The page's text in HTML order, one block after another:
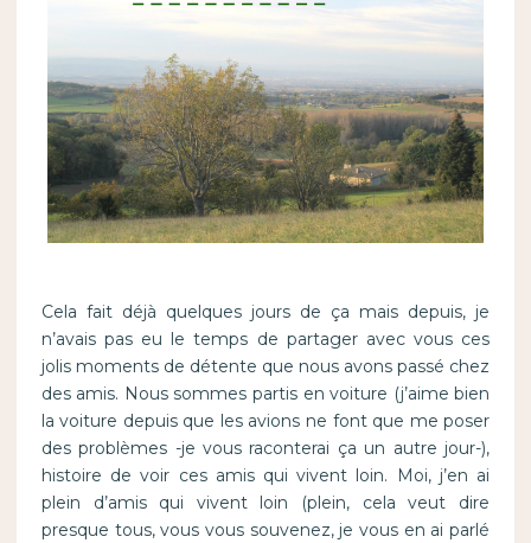
Cela fait déjà quelques jours de ça mais depuis, je
n’avais pas eu le temps de partager avec vous ces
jolis moments de détente que nous avons passé chez
des amis. Nous sommes partis en voiture (j’aime bien
la voiture depuis que les avions ne font que me poser
des problèmes -je vous raconterai ça un autre jour-),
histoire de voir ces amis qui vivent loin. Moi, j’en ai
plein d’amis qui vivent loin (plein, cela veut dire
presque tous, vous vous souvenez, je vous en ai parlé